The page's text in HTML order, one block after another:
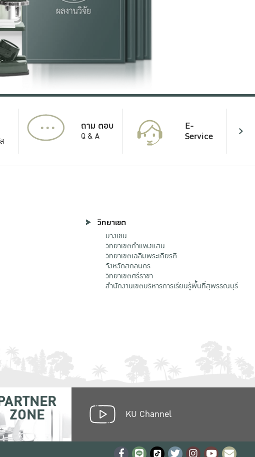
... ถาม ตอบ
Q & A
E-
Service
วิทยาเขต
บางเขน
วิทยาเขตกําแพงแสน
วิทยาเขตเฉลิมพระเกียรติ
จังหวัดสกลนคร
วิทยาเขตศรีราชา
สำนักงานเขตบริหารการเรียนรู้พื้นที่สุพรรณบุรี
ZONE KU Channel